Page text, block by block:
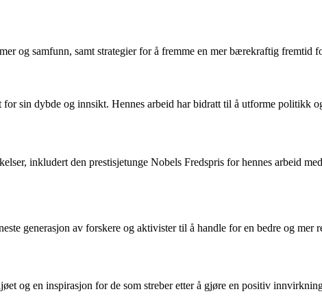
og samfunn, samt strategier for å fremme en mer bærekraftig fremtid
sin dybde og innsikt. Hennes arbeid har bidratt til å utforme politikk
inkludert den prestisjetunge Nobels Fredspris for hennes arbeid
generasjon av forskere og aktivister til å handle for en bedre og mer
og en inspirasjon for de som streber etter å gjøre en positiv